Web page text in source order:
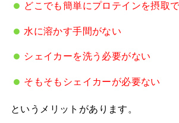
どこでも簡単にプロテインを摂取
水に溶かす手間がない
シェイカーを洗う必要がない
そもそもシェイカーが必要ない
というメリットがあります。